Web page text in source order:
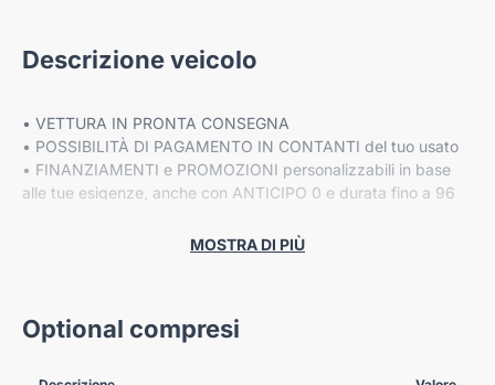
Descrizione veicolo
• VETTURA IN PRONTA CONSEGNA
• POSSIBILITÀ DI PAGAMENTO IN CONTANTI del tuo usato
• FINANZIAMENTI e PROMOZIONI personalizzabili in base
alle tue esigenze, anche con ANTICIPO 0 e durata fino a 96
• Fino a 8 ANNI DI GARANZIA ESTESA Cover Gear*
-VERONA, Corso Milano 88/B
-VERONA, Via Gardesane 66
MOSTRA DI PIÙ
Optional compresi